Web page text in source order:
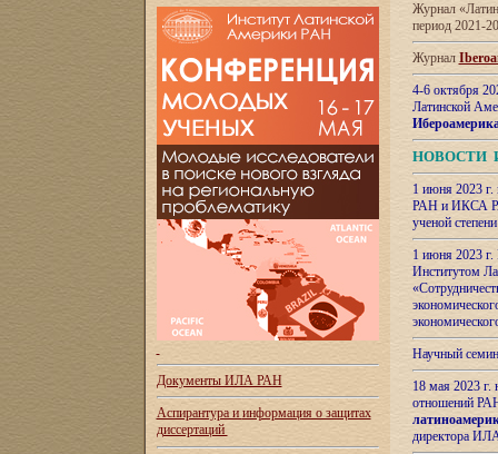
Документы ИЛА РАН
Аспирантура и информация о защитах
диссертаций
Журнал
период 2021-
Журнал
4-6 октября
Латинской
НОВОСТИ
1 июня 2023
РАН и ИКСА
ученой
1 июня 2023
Институтом
Научный
18 мая 2023
отношений
директора